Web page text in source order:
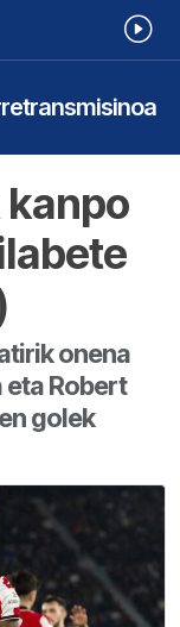
onena
eta Robert
golek